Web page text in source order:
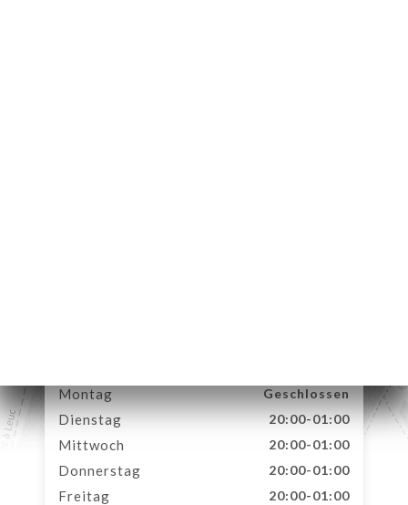
Montag Geschlossen
Dienstag 20:00-01:00
Mittwoch 20:00-01:00
Donnerstag 20:00-01:00
Freitag 20:00-01:00